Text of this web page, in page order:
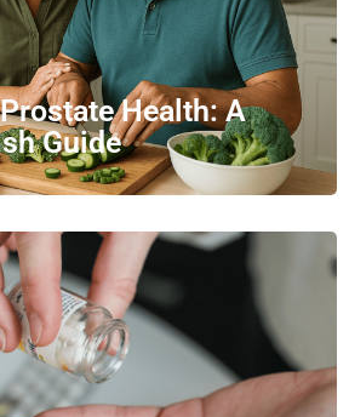
Health: A
Guide